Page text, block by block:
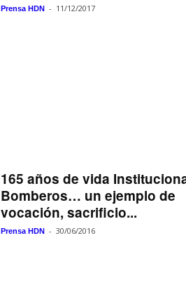
Prensa HDN - 11/12/2017
165 años de vida
Bomberos… un ejemplo de
vocación, sacrificio...
Prensa HDN - 30/06/2016